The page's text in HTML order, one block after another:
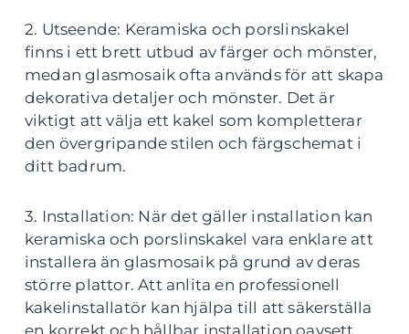
2. Utseende: Keramiska och porslinskakel
finns i ett brett utbud av färger och mönster,
medan glasmosaik ofta används för att skapa
dekorativa detaljer och mönster. Det är
viktigt att välja ett kakel som kompletterar
den övergripande stilen och färgschemat i
ditt badrum.
3. Installation: När det gäller installation kan
keramiska och porslinskakel vara enklare att
installera än glasmosaik på grund av deras
större plattor. Att anlita en professionell
kakelinstallatör kan hjälpa till att säkerställa
en korrekt och hållbar installation oavsett